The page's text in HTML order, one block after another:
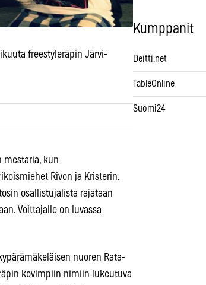
freestyleräpin Järvi-
mestaria, kun
Rivon ja Kristerin.
osallistujalista rajataan
Voittajalle on luvassa
nuoren Rata-
kovimpiin nimiin lukeutuva
Kumppanit
Deitti.net
TableOnline
Suomi24